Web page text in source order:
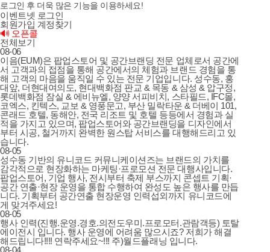
로그인 후 더욱 많은 기능을 이용하세요!
이벤트넷 로그인
회원가입 계정찾기
🔊 오픈콜
전체보기
08-06
이음(EUM)은 팝업스토어 및 공간브랜딩 전문 업체로서 공간에
서 고객과의 접점을 통해 공간에서의 체험과 브랜드 경험을 통
해 고객의 마음을 움직일 수 있는 전문 기업입니다. 성수동, 홍
대앞, 더현대여의도, 현대백화점 판교 & 목동 & 삼성 & 압구정,
롯데백화점 잠실 & 에비뉴엘, 양양 서피비치, 스타필드, IFC몰,
코엑스, 킨텍스, 교보 & 영풍문고, 부산 밀락타운 & 더베이 101,
콘래드 호텔, 동해안, 전국 리조트 및 호텔 등등에서 경험과 실
적을 가지고 있으며, 팝업스토어와 공간브랜딩을 디자인에서
부터 시공, 철거까지 완벽한 원스탑 서비스를 대행해드리고 있
습니다.
08-05
성수동 기반의 유니코드 커뮤니케이션즈는 브랜드의 가치를
감각적으로 현장화하는 마케팅·프로모션 전문 대행사입니다.
팝업스토어, 기업 행사, 전시부터 축제 부스까지 콘셉트 기획·
공간 연출·현장 운영을 통합 수행하여 완성도 높은 행사를 만듭
니다. 기획부터 공간연출 현장운영 인력섭외까지 유니코드에
게 맞겨주세요!
08-05
행사 인력(진행.운영.경호.의전도우미.프로모터.관람객등) 토탈
에이전시 입니다. 행사 운영에 어려움 많으시죠? 저희가 해결
해드립니다!!!! 연락주세요~!!! 주)월드플래닝 입니다.
08-04